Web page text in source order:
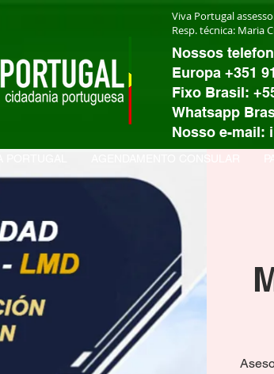
Viva Portugal
Resp. técnica: Maria
Nossos
Europa +351
Fixo Brasil:
Whatsapp
Nosso e-mail: